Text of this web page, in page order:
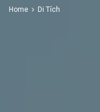
Home Di Tích